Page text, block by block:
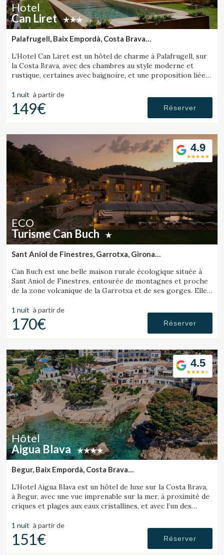
Hotel
Can Liret
Palafrugell, Baix Empordà, Costa Brava
L’Hotel Can Liret est un hôtel de charme à Palafrugell, sur
la Costa Brava, avec des chambres au style moderne et
rustique, certaines avec baignoire, et une proposition liée à
1 nuit à partir de
149€ Réserver
4.9
ECO
Turisme Can Buch
Sant Aniol de Finestres, Garrotxa, Girona
Can Buch est une belle maison rurale écologique située à
Sant Aniol de Finestres, entourée de montagnes et proche
de la zone volcanique de la Garrotxa et de ses gorges. Elle
d’un grand jardin.
1 nuit à partir de
170€ Réserver
4.5
Hôtel
Aigua Blava
Begur, Baix Empordà, Costa Brava
L’Hotel Aigua Blava est un hôtel de luxe sur la Costa Brava,
à Begur, avec une vue imprenable sur la mer, à proximité de
criques et plages aux eaux cristallines, et avec l’un des
1 nuit à partir de
151€ Réserver